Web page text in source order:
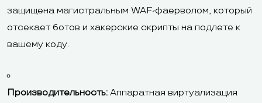
защищена магистральным WAF-фаерволом, который
отсекает ботов и хакерские скрипты на подлете к
вашему коду.
Производительность: Аппаратная виртуализация